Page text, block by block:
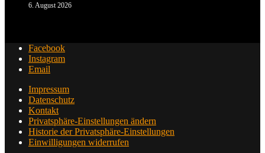
6. August 2026
Facebook
Instagram
Email
Impressum
Datenschutz
Kontakt
Privatsphäre-Einstellungen ändern
Historie der Privatsphäre-Einstellungen
Einwilligungen widerrufen